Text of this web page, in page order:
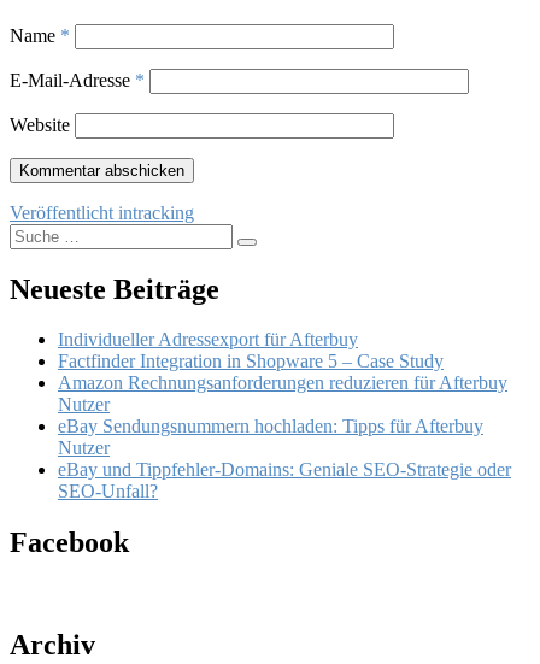
Name *
E-Mail-Adresse *
Website
Beitragsnavigation
Veröffentlicht intracking
Suche
nach:
Suchen
Neueste Beiträge
Individueller Adressexport für Afterbuy
Factfinder Integration in Shopware 5 – Case Study
Amazon Rechnungsanforderungen reduzieren für Afterbuy
Nutzer
eBay Sendungsnummern hochladen: Tipps für Afterbuy
Nutzer
eBay und Tippfehler-Domains: Geniale SEO-Strategie oder
SEO-Unfall?
Facebook
Archiv